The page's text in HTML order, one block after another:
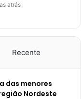
atrás
Recente
das menores
Nordeste